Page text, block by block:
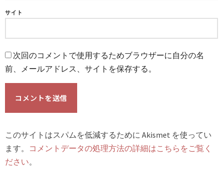
サイト
次回のコメントで使用するためブラウザーに自分の名
前、メールアドレス、サイトを保存する。
このサイトはスパムを低減するために Akismet を使ってい
ます。 コメントデータの処理方法の詳細はこちらをご覧く
ださい。